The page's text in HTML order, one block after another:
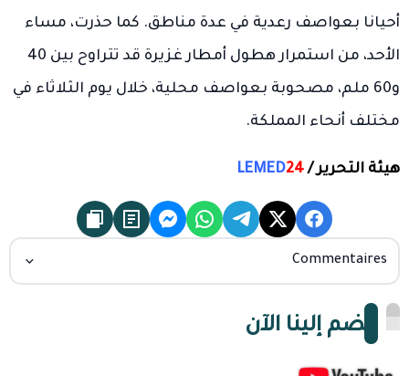
أحيانا بعواصف رعدية في عدة مناطق. كما حذرت، مساء
الأحد، من استمرار هطول أمطار غزيرة قد تتراوح بين 40
و60 ملم، مصحوبة بعواصف محلية، خلال يوم الثلاثاء في
مختلف أنحاء المملكة.
هيئة التحرير / LEMED24
Commentaires
انضم إلينا الآن